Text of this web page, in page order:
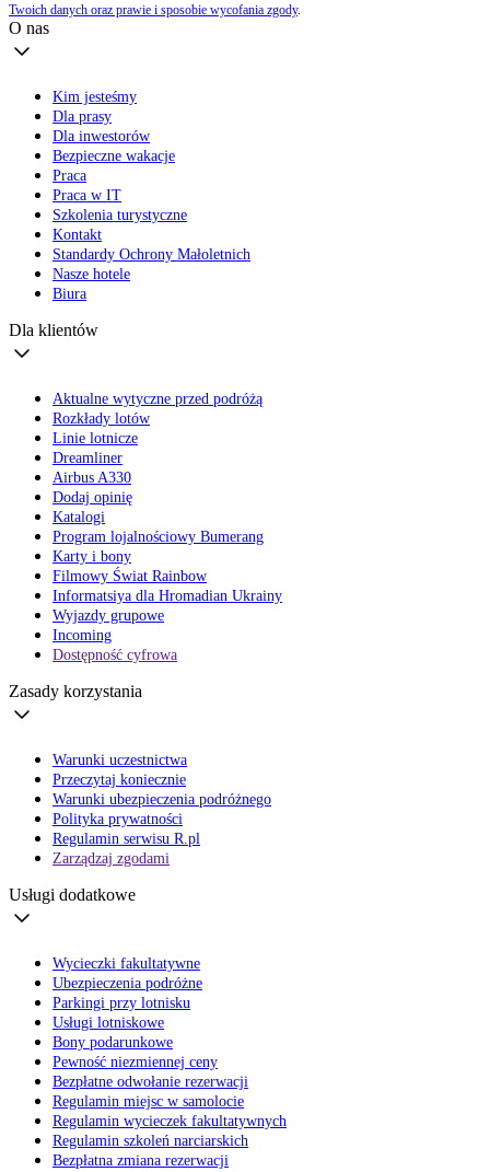
Twoich danych oraz prawie i sposobie wycofania zgody.
O nas
Kim jesteśmy
Dla prasy
Dla inwestorów
Bezpieczne wakacje
Praca
Praca w IT
Szkolenia turystyczne
Kontakt
Standardy Ochrony Małoletnich
Nasze hotele
Biura
Dla klientów
Aktualne wytyczne przed podróżą
Rozkłady lotów
Linie lotnicze
Dreamliner
Airbus A330
Dodaj opinię
Katalogi
Program lojalnościowy Bumerang
Karty i bony
Filmowy Świat Rainbow
Informatsiya dla Hromadian Ukrainy
Wyjazdy grupowe
Incoming
Dostępność cyfrowa
Zasady korzystania
Warunki uczestnictwa
Przeczytaj koniecznie
Warunki ubezpieczenia podróżnego
Polityka prywatności
Regulamin serwisu R.pl
Zarządzaj zgodami
Usługi dodatkowe
Wycieczki fakultatywne
Ubezpieczenia podróżne
Parkingi przy lotnisku
Usługi lotniskowe
Bony podarunkowe
Pewność niezmiennej ceny
Bezpłatne odwołanie rezerwacji
Regulamin miejsc w samolocie
Regulamin wycieczek fakultatywnych
Regulamin szkoleń narciarskich
Bezpłatna zmiana rezerwacji